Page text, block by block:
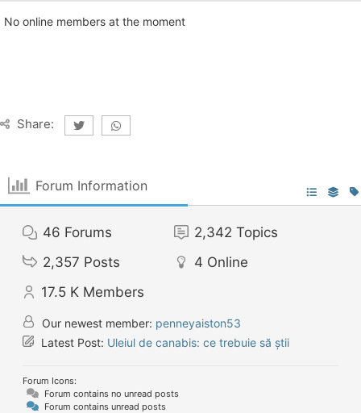
No online members at the moment
Share:
Forum Information
46 Forums 2,342 Topics
2,357 Posts 4 Online
17.5 K Members
Our newest member: penneyaiston53
Latest Post: Uleiul de canabis: ce trebuie să știi
Forum Icons:
Forum contains no unread posts
Forum contains unread posts